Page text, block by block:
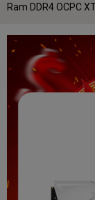
Ram DDR4 OCPC